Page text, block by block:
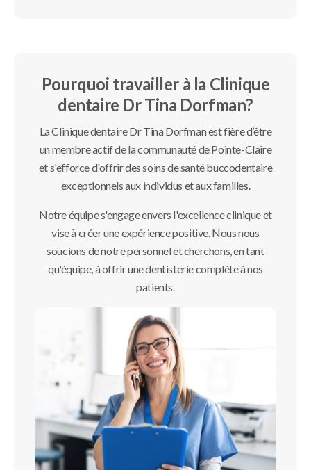
Pourquoi travailler à la Clinique
dentaire Dr Tina Dorfman?
La Clinique dentaire Dr Tina Dorfman est fière d’être
un membre actif de la communauté de Pointe-Claire
et s'efforce d'offrir des soins de santé buccodentaire
exceptionnels aux individus et aux familles.
Notre équipe s'engage envers l'excellence clinique et
vise à créer une expérience positive. Nous nous
soucions de notre personnel et cherchons, en tant
qu'équipe, à offrir une dentisterie complète à nos
patients.